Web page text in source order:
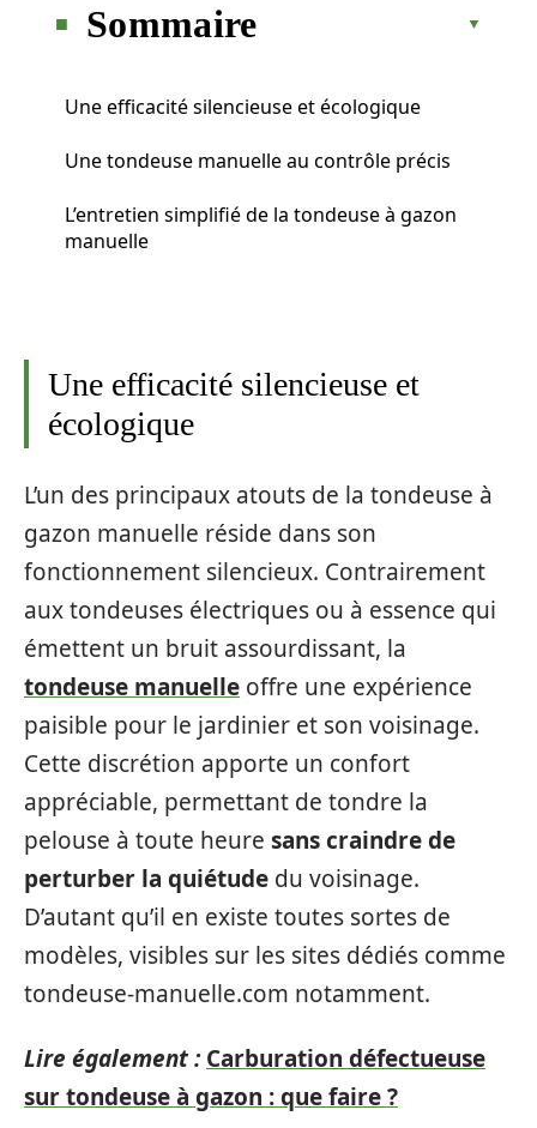
Sommaire
Une efficacité silencieuse et écologique
Une tondeuse manuelle au contrôle précis
L’entretien simplifié de la tondeuse à gazon
manuelle
Une efficacité silencieuse et
écologique
L’un des principaux atouts de la tondeuse à
gazon manuelle réside dans son
fonctionnement silencieux. Contrairement
aux tondeuses électriques ou à essence qui
émettent un bruit assourdissant, la
tondeuse manuelle offre une expérience
paisible pour le jardinier et son voisinage.
Cette discrétion apporte un confort
appréciable, permettant de tondre la
pelouse à toute heure sans craindre de
perturber la quiétude du voisinage.
D’autant qu’il en existe toutes sortes de
modèles, visibles sur les sites dédiés comme
tondeuse-manuelle.com notamment.
Lire également : Carburation défectueuse
sur tondeuse à gazon : que faire ?